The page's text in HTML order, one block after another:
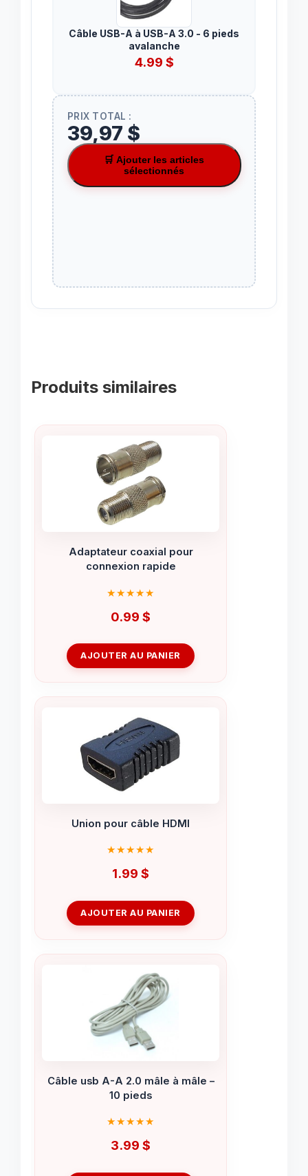
Câble USB-A à USB-A 3.0 - 6 pieds
avalanche
4.99 $
PRIX TOTAL :
39,97 $
🛒 Ajouter les articles
sélectionnés
Produits similaires
Adaptateur coaxial pour
connexion rapide
0.99 $
AJOUTER AU PANIER
Union pour câble HDMI
1.99 $
AJOUTER AU PANIER
Câble usb A-A 2.0 mâle à mâle –
10 pieds
3.99 $